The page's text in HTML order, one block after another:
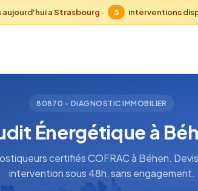
aStrasbourg · 5 interventions
80870 - DIAGNOSTIC IMMOBILIER
Énergétique à
certifiés COFRAC à Béhen.
intervention sous 48h, sans engagement.